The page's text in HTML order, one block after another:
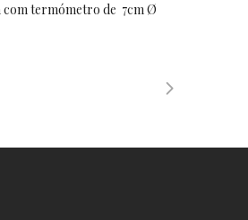
com termómetro de 7cm Ø